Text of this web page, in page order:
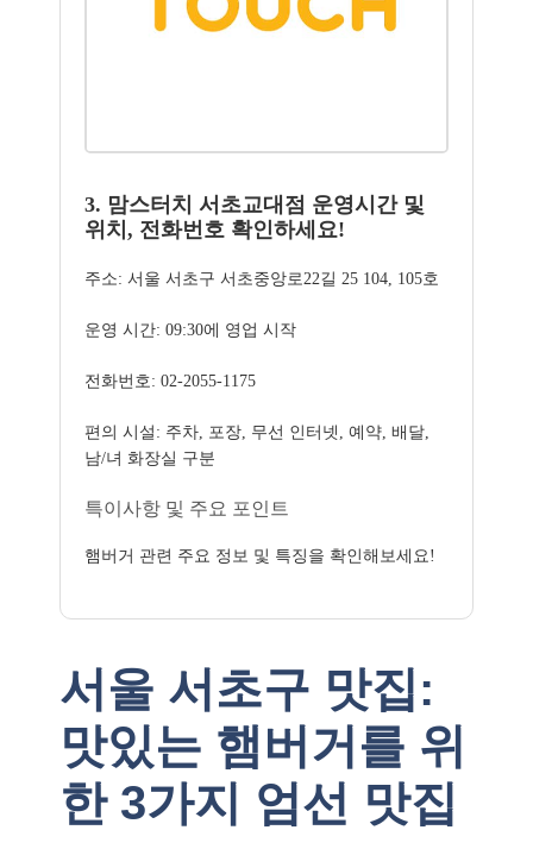
3. 맘스터치 서초교대점 운영시간 및
위치, 전화번호 확인하세요!
주소: 서울 서초구 서초중앙로22길 25 104, 105호
운영 시간: 09:30에 영업 시작
전화번호: 02-2055-1175
편의 시설: 주차, 포장, 무선 인터넷, 예약, 배달,
남/녀 화장실 구분
특이사항 및 주요 포인트
햄버거 관련 주요 정보 및 특징을 확인해보세요!
서울 서초구 맛집:
맛있는 햄버거를 위
한 3가지 엄선 맛집